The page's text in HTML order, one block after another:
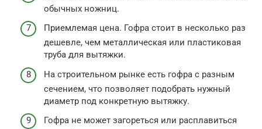
обычных ножниц.
Приемлемая цена. Гофра стоит в несколько раз
дешевле, чем металлическая или пластиковая
труба для вытяжки.
На строительном рынке есть гофра с разным
сечением, что позволяет подобрать нужный
диаметр под конкретную вытяжку.
Гофра не может загореться или расплавиться